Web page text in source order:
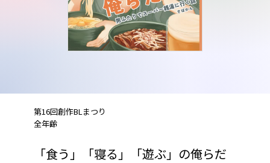
第16回創作BLまつり
全年齢
「食う」「寝る」「遊ぶ」の俺らだ